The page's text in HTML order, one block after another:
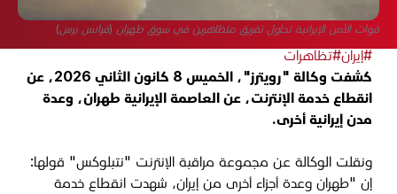
قوات الأمن الإيرانية تحاول تفريق متظاهرين في سوق طهران (فرانس برس)
#إيران#تظاهرات
كشفت وكالة "رويترز"، الخميس 8 كانون الثاني 2026، عن
انقطاع خدمة الإنترنت، عن العاصمة الإيرانية طهران، وعدة
مدن إيرانية أخرى.
ونقلت الوكالة عن مجموعة مراقبة الإنترنت "نتبلوكس" قولها:
إن "طهران وعدة أجزاء أخرى من إيران، شهدت انقطاع خدمة